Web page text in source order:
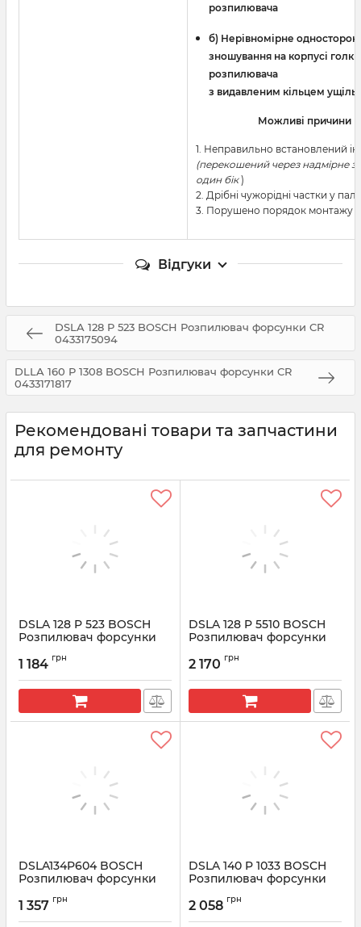
розпилювача
б) Нерівномірне
зношування на корпусі голки
розпилювача
з видавленим кільцем
Можливі причини
1. Неправильно встановлений
(перекошений через надмірне
один бік)
2. Дрібні чужорідні частки у
3. Порушено порядок монтажу
Відгуки
DSLA 128 P 523 BOSCH Розпилювач форсунки CR
0433175094
DLLA 160 P 1308 BOSCH Розпилювач форсунки CR
0433171817
Рекомендовані товари та запчастини
для ремонту
DSLA 128 P 523 BOSCH
Розпилювач форсунки
Артикул:
1 184 грн
DSLA 128 P 5510 BOSCH
Розпилювач форсунки
Артикул:
2 170 грн
DSLA134P604 BOSCH
Розпилювач форсунки
Артикул:
1 357 грн
DSLA 140 P 1033 BOSCH
Розпилювач форсунки
Артикул:
2 058 грн